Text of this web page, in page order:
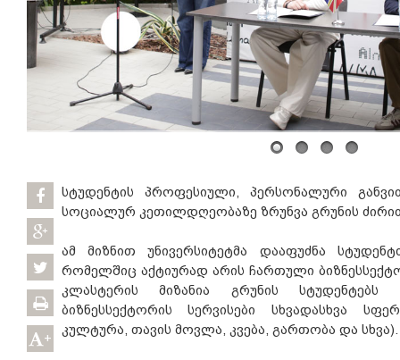
+
სტუდენტის პროფესიული, პერსონალური
სოციალურ კეთილდღეობაზე ზრუნვა გრუნის
ამ მიზნით უნივერსიტეტმა დააფუძნა
რომელშიც აქტიურად არის ჩართული
კლასტერის მიზანია გრუნის სტუდენტებს
ბიზნესსექტორის სერვისები სხვადასხვა
კულტურა, თავის მოვლა, კვება, გართობა და სხვა).